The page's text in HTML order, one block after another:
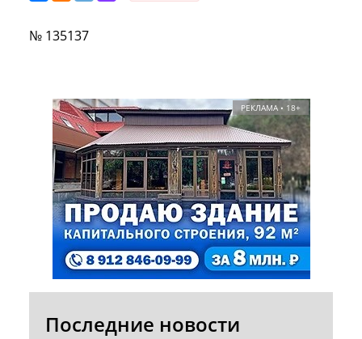
№ 135137
РЕКЛАМА • 18+
Последние новости